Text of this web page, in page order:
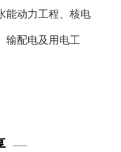
能动力工程、核电
输配电及用电工
—